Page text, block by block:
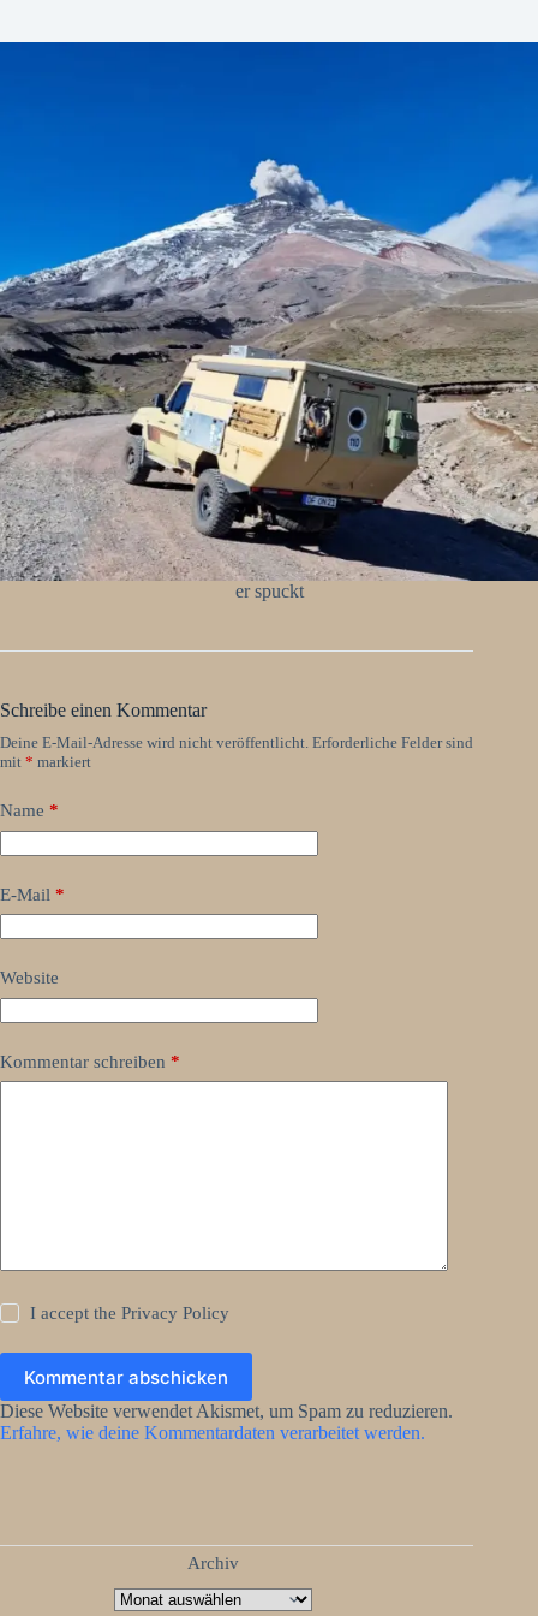
er spuckt
Schreibe einen Kommentar
Deine E-Mail-Adresse wird nicht veröffentlicht. Erforderliche Felder sind
mit * markiert
Name *
E-Mail *
Website
Kommentar schreiben *
I accept thePrivacy Policy
Kommentar abschicken
Diese Website verwendet Akismet, um Spam zu reduzieren.
Erfahre, wie deine Kommentardaten verarbeitet werden.
Archiv